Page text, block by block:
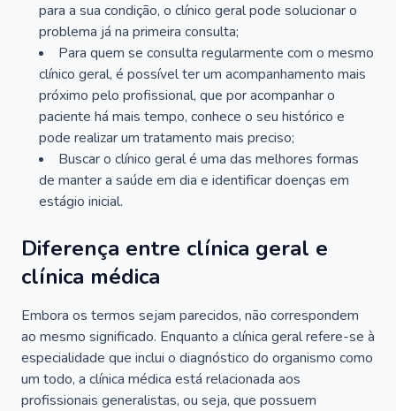
para a sua condição, o clínico geral pode solucionar o
problema já na primeira consulta;
Para quem se consulta regularmente com o mesmo
clínico geral, é possível ter um acompanhamento mais
próximo pelo profissional, que por acompanhar o
paciente há mais tempo, conhece o seu histórico e
pode realizar um tratamento mais preciso;
Buscar o clínico geral é uma das melhores formas
de manter a saúde em dia e identificar doenças em
estágio inicial.
Diferença entre clínica geral e
clínica médica
Embora os termos sejam parecidos, não correspondem
ao mesmo significado. Enquanto a clínica geral refere-se à
especialidade que inclui o diagnóstico do organismo como
um todo, a clínica médica está relacionada aos
profissionais generalistas, ou seja, que possuem